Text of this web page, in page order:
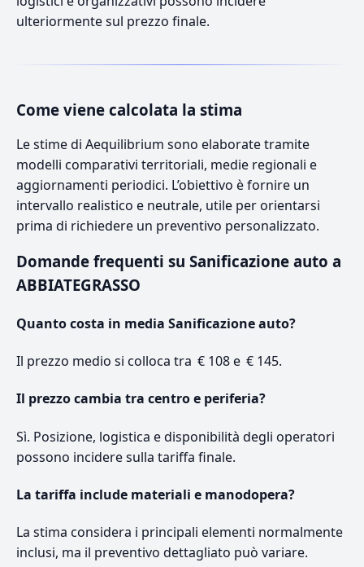
ulteriormente sul prezzo finale.
Come viene calcolata la stima
Le stime di Aequilibrium sono elaborate tramite
modelli comparativi territoriali, medie regionali e
aggiornamenti periodici. L’obiettivo è fornire un
intervallo realistico e neutrale, utile per orientarsi
prima di richiedere un preventivo personalizzato.
Domande frequenti su Sanificazione auto a
ABBIATEGRASSO
Quanto costa in media Sanificazione auto?
Il prezzo medio si colloca tra € 108 e € 145.
Il prezzo cambia tra centro e periferia?
Sì. Posizione, logistica e disponibilità degli operatori
possono incidere sulla tariffa finale.
La tariffa include materiali e manodopera?
La stima considera i principali elementi normalmente
inclusi, ma il preventivo dettagliato può variare.